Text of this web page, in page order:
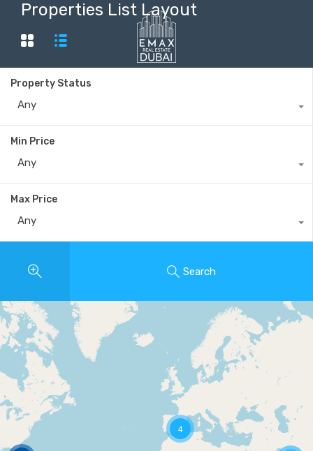
Properties List Layout
Property Status
Any
Min Price
Any
Max Price
Any
Search
4